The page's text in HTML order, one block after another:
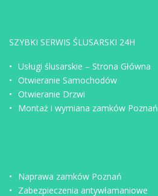
SZYBKI SERWIS ŚLUSARSKI 24H
Usługi ślusarskie – Strona Główna
Otwieranie Samochodów
Otwieranie Drzwi
Montaż i wymiana zamków Poznań
Naprawa zamków Poznań
Zabezpieczenia antywłamaniowe